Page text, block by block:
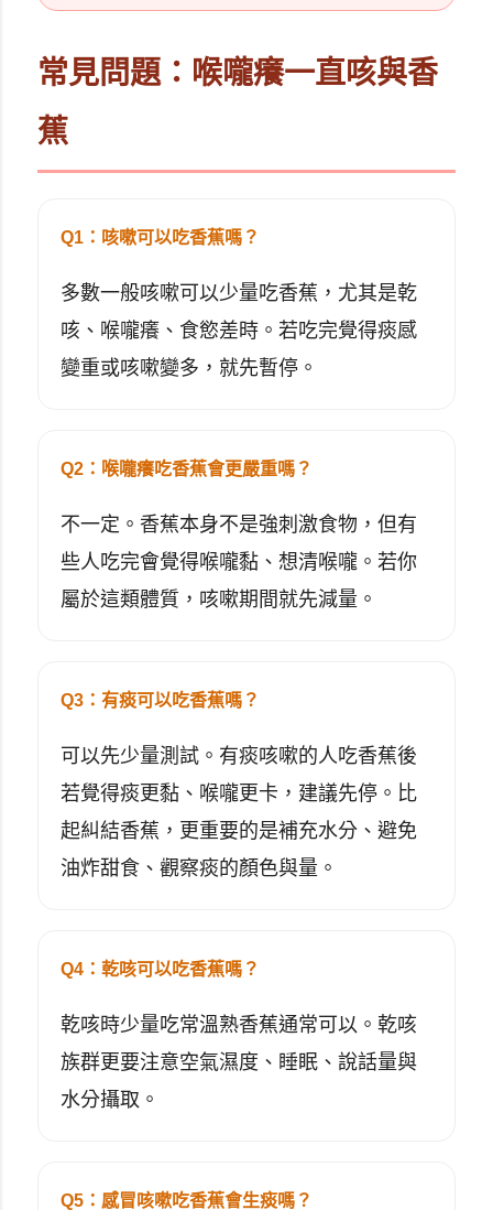
常見問題：喉嚨癢一直咳與香
蕉
Q1：咳嗽可以吃香蕉嗎？
多數一般咳嗽可以少量吃香蕉，尤其是乾
咳、喉嚨癢、食慾差時。若吃完覺得痰感
變重或咳嗽變多，就先暫停。
Q2：喉嚨癢吃香蕉會更嚴重嗎？
不一定。香蕉本身不是強刺激食物，但有
些人吃完會覺得喉嚨黏、想清喉嚨。若你
屬於這類體質，咳嗽期間就先減量。
Q3：有痰可以吃香蕉嗎？
可以先少量測試。有痰咳嗽的人吃香蕉後
若覺得痰更黏、喉嚨更卡，建議先停。比
起糾結香蕉，更重要的是補充水分、避免
油炸甜食、觀察痰的顏色與量。
Q4：乾咳可以吃香蕉嗎？
乾咳時少量吃常溫熟香蕉通常可以。乾咳
族群更要注意空氣濕度、睡眠、說話量與
水分攝取。
Q5：感冒咳嗽吃香蕉會生痰嗎？